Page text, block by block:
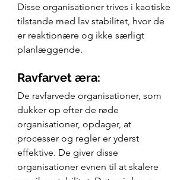
Disse organisationer trives i kaotiske
tilstande med lav stabilitet, hvor de
er reaktionære og ikke særligt
planlæggende.
Ravfarvet æra:
De ravfarvede organisationer, som
dukker op efter de røde
organisationer, opdager, at
processer og regler er yderst
effektive. De giver disse
organisationer evnen til at skalere